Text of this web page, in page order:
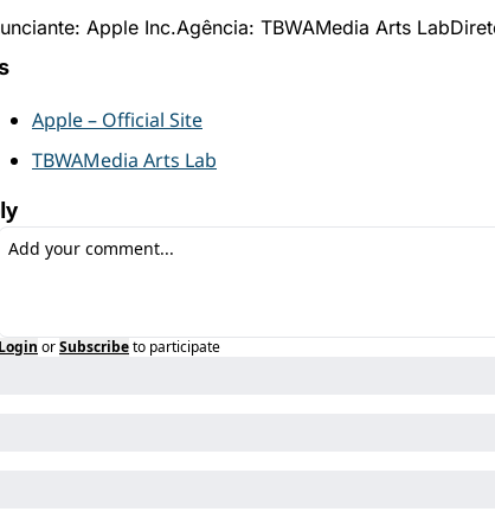
Apple Inc.Agência: TBWAMedia Arts Lab
Apple – Official Site
TBWAMedia Arts Lab
Login orSubscribeto participate